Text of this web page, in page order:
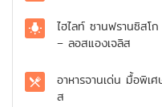
ไฮไลท์ ซานฟรานซิสโ
– ลอสแองเจลิส
อาหารจานเด่น มื้อพิเศ
ส